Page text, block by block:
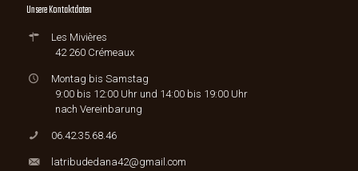
Unsere Kontaktdaten
Les Mivières
42 260 Crémeaux
Montag bis Samstag
9:00 bis 12:00 Uhr und 14:00 bis 19:00 Uhr
nach Vereinbarung
06.42.35.68.46
latribudedana42@gmail.com